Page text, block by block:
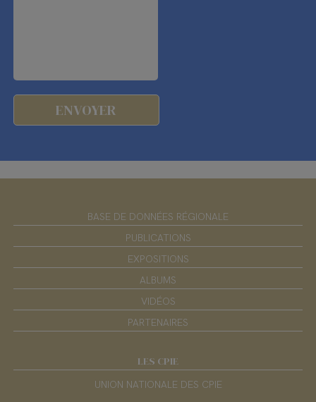
BASE DE DONNÉES RÉGIONALE
PUBLICATIONS
EXPOSITIONS
ALBUMS
VIDÉOS
PARTENAIRES
LES CPIE
UNION NATIONALE DES CPIE